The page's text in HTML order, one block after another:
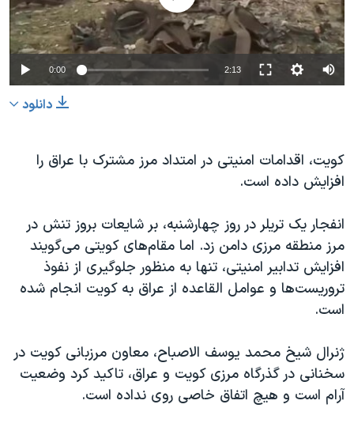
فرهنگ و زندگی
حقوق شهروندی
اقتصادی
گالری عکس
آرشیو پخش زنده
مستندها
انتخابات ریاست جمهوری آمریکا ۲۰۲۴
حمله جمهوری اسلامی به اسرائیل
اعتراضات زن، زندگی، آزادی
مجموعه مستندهای دادخواهی
دادگاه حمید نوری
چهل سال گروگان‌گیری
قانون شفافیت دارائی کادر رهبری ایران
اسرائیل در جنگ
نرگس محمدی برنده جایزه نوبل صلح
دنبال کنید
0:00 2:13
دانلود
کویت، اقدامات امنیتی در امتداد مرز مشترک با عراق را
افزایش داده است.
انفجار یک تریلر در روز چهارشنبه، بر شایعات بروز تنش در
مرز منطقه مرزی دامن زد. اما مقام‌های کویتی می‌گویند
افزایش تدابیر امنیتی، تنها به منظور جلوگیری از نفوذ
تروریست‌ها و عوامل القاعده از عراق به کویت انجام شده
است.
ژنرال شیخ محمد یوسف الاصباح، معاون مرزبانی کویت در
سخنانی در گذرگاه مرزی کویت و عراق، تاکید کرد وضعیت
آرام است و هیچ اتفاق خاصی روی نداده است.